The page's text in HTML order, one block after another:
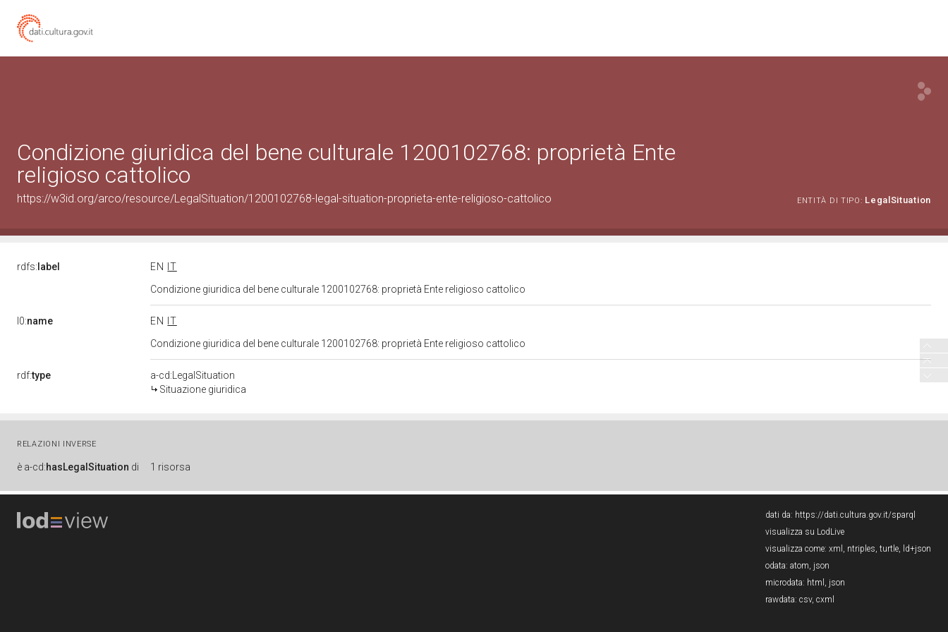
Condizione giuridica del bene culturale 1200102768: proprietà Ente
religioso cattolico
https://w3id.org/arco/resource/LegalSituation/1200102768-legal-situation-proprieta-ente-religioso-cattolico ENTITÀ DI TIPO: LegalSituation
rdfs: label EN
IT
Condizione giuridica del bene culturale 1200102768: proprietà Ente religioso cattolico
l0:name EN
IT
Condizione giuridica del bene culturale 1200102768: proprietà Ente religioso cattolico
rdf:type
a-cd:LegalSituation
Situazione giuridica
RELAZIONI INVERSE
è a-cd:hasLegalSituation di 1 risorsa
dati da: https://dati.cultura.gov.it/sparql
visualizza su LodLive
visualizza come: xml , ntriples, turtle, ld+json
odata: atom, json
microdata: html , json
rawdata: csv, cxml